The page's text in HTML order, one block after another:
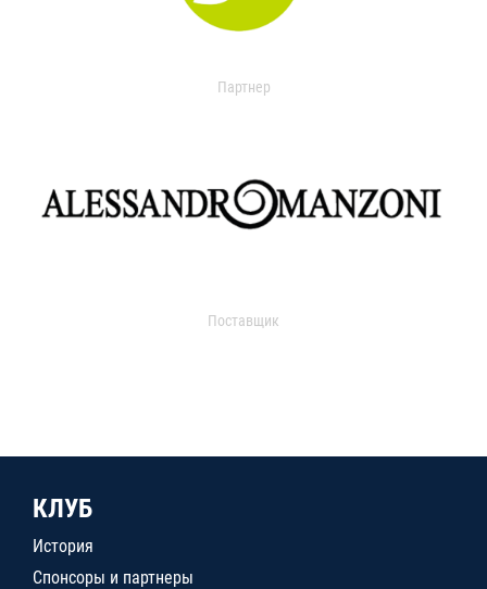
Партнер
Поставщик
КЛУБ
История
Спонсоры и партнеры